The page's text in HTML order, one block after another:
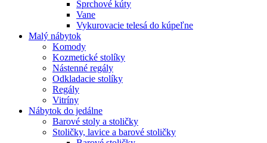
Sprchové kúty
Vane
Vykurovacie telesá do kúpeľne
Malý nábytok
Komody
Kozmetické stolíky
Nástenné regály
Odkladacie stolíky
Regály
Vitríny
Nábytok do jedálne
Barové stoly a stoličky
Stoličky, lavice a barové stoličky